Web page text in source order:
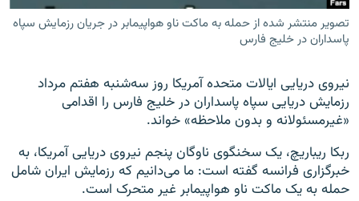
تصویر منتشر شده از حمله به ماکت ناو هواپیمابر در جریان رزمایش سپاه
پاسداران در خلیج فارس
نیروی دریایی ایالات متحده آمریکا روز سه‌شنبه هفتم مرداد
رزمایش دریایی سپاه پاسداران در خلیج فارس را اقدامی
«غیرمسئولانه و بدون ملاحظه» خواند.
ربکا ریباریچ، یک سخنگوی ناوگان پنجم نیروی دریایی آمریکا، به
خبرگزاری فرانسه گفته است: ما می‌دانیم که رزمایش ایران‌ شامل
حمله به یک ماکت ناو هواپیمابر غیر متحرک است.